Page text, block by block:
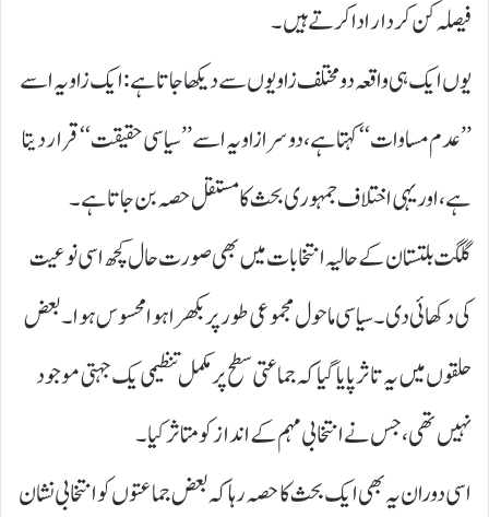
فیصلہ کن کردار ادا کرتے ہیں۔
یوں ایک ہی واقعہ دو مختلف زاویوں سے دیکھا جاتا ہے: ایک زاویہ اسے
’’ عدم مساوات‘‘ کہتا ہے، دوسرا زاویہ اسے ’’ سیاسی حقیقت‘‘ قرار دیتا
ہے، اور یہی اختلاف جمہوری بحث کا مستقل حصہ بن جاتا ہے۔
گلگت بلتستان کے حالیہ انتخابات میں بھی صورت حال کچھ اسی نوعیت
کی دکھائی دی۔ سیاسی ماحول مجموعی طور پر بکھرا ہوا محسوس ہوا۔ بعض
حلقوں میں یہ تاثر پایا گیا کہ جماعتی سطح پر مکمل تنظیمی یک جہتی موجود
نہیں تھی، جس نے انتخابی مہم کے انداز کو متاثر کیا۔
اسی دوران یہ بھی ایک بحث کا حصہ رہا کہ بعض جماعتوں کو انتخابی نشان